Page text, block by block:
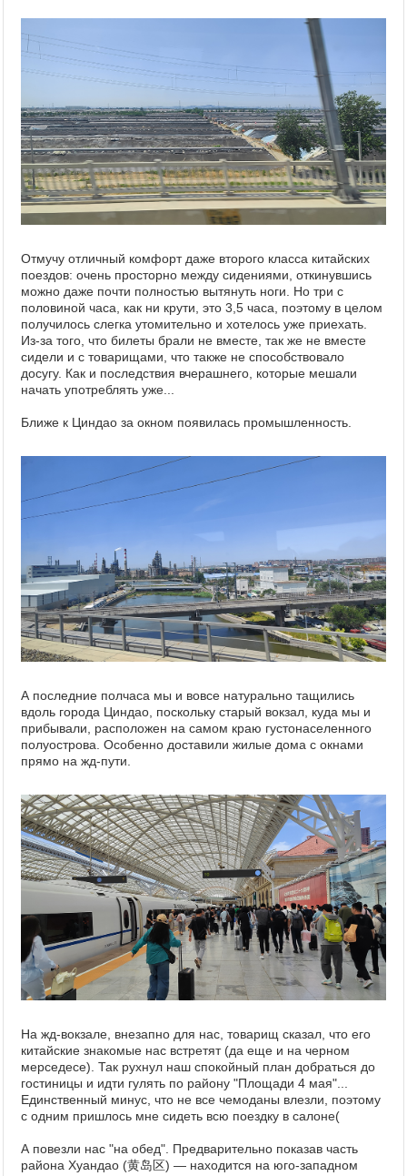
Отмучу отличный комфорт даже второго класса китайских
поездов: очень просторно между сидениями, откинувшись
можно даже почти полностью вытянуть ноги. Но три с
половиной часа, как ни крути, это 3,5 часа, поэтому в целом
получилось слегка утомительно и хотелось уже приехать.
Из-за того, что билеты брали не вместе, так же не вместе
сидели и с товарищами, что также не способствовало
досугу. Как и последствия вчерашнего, которые мешали
начать употреблять уже...
Ближе к Циндао за окном появилась промышленность.
А последние полчаса мы и вовсе натурально тащились
вдоль города Циндао, поскольку старый вокзал, куда мы и
прибывали, расположен на самом краю густонаселенного
полуострова. Особенно доставили жилые дома с окнами
прямо на жд-пути.
На жд-вокзале, внезапно для нас, товарищ сказал, что его
китайские знакомые нас встретят (да еще и на черном
мерседесе). Так рухнул наш спокойный план добраться до
гостиницы и идти гулять по району "Площади 4 мая"...
Единственный минус, что не все чемоданы влезли, поэтому
с одним пришлось мне сидеть всю поездку в салоне(
А повезли нас "на обед". Предварительно показав часть
района Хуандао (黄岛区) — находится на юго-западном